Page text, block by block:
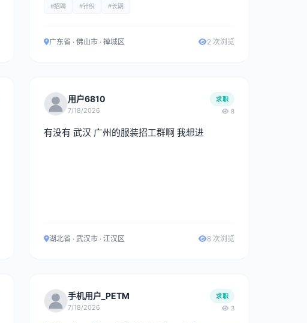
完成来样分析、工艺单制作及生产技术支持工
打样工作，协助进行上机分析、核价及成本控
织工程、针织技术与纺织材料、现代纺织技术等
相关专业优先。 2.具备2年以上针织面料工艺分
料贸易公司同岗位经验者优先。 3.能熟练进行面
#招聘 #针织 #长期
广东省 · 佛山市 · 禅城区 2 次浏览
用户6810
7/18/2026
求职
8
有没有 武汉 广州的服装招工群啊 我想进
湖北省 · 武汉市 · 江汉区 8 次浏览
手机用户_PETM
7/18/2026
求职
3